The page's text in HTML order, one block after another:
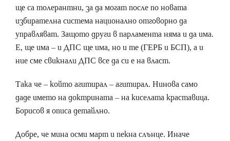
ще са толерантни, за да могат после по новата
избирателна система национално отговорно да
управляват. Защото други в парламента няма и да има.
Е, ще има – и ДПС ще има, но и те (ГЕРБ и БСП), а и
ние сме свикнали ДПС все да си е на власт.
Така че – който агитирал – агитирал. Нинова само
даде името на доктрината – на киселата краставица.
Борисов я описа детайлно.
Добре, че мина осми март и пекна слънце. Иначе